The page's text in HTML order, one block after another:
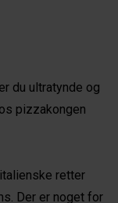
du ultratynde og
pizzakongen
retter
Der er noget for